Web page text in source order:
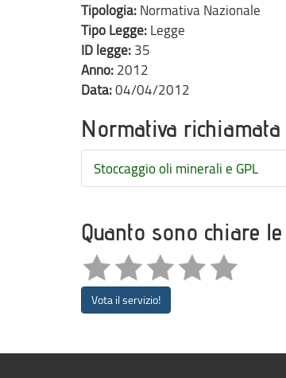
Tipologia: Normativa Nazionale
Tipo Legge: Legge
ID legge: 35
Anno: 2012
Data:04/04/2012
Normativa
Stoccaggio oli minerali e GPL
Quanto sono chiare
Vota il servizio!